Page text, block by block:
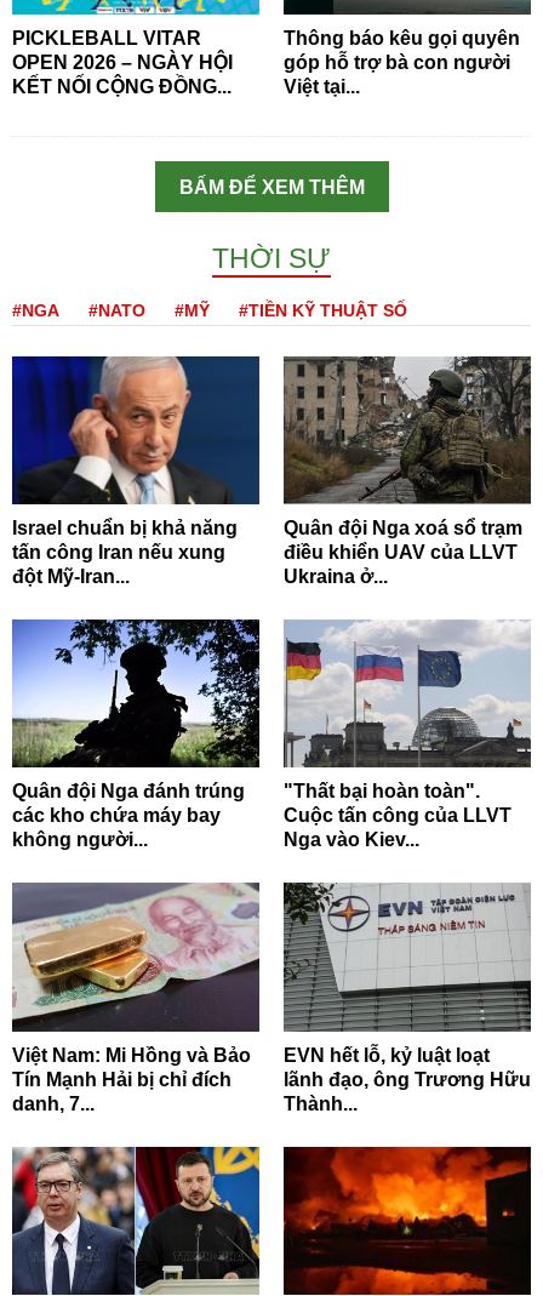
PICKLEBALL VITAR
OPEN 2026 – NGÀY HỘI
KẾT NỐI CỘNG ĐỒNG...
Thông báo kêu gọi quyên
góp hỗ trợ bà con người
Việt tại...
BẤM ĐỂ XEM THÊM
THỜI SỰ
#NGA #NATO #MỸ #TIỀN KỸ THUẬT SỐ
Israel chuẩn bị khả năng
tấn công Iran nếu xung
đột Mỹ-Iran...
Quân đội Nga xoá sổ trạm
điều khiển UAV của LLVT
Ukraina ở...
Quân đội Nga đánh trúng
các kho chứa máy bay
không người...
"Thất bại hoàn toàn".
Cuộc tấn công của LLVT
Nga vào Kiev...
Việt Nam: Mi Hồng và Bảo
Tín Mạnh Hải bị chỉ đích
danh, 7...
EVN hết lỗ, kỷ luật loạt
lãnh đạo, ông Trương Hữu
Thành...